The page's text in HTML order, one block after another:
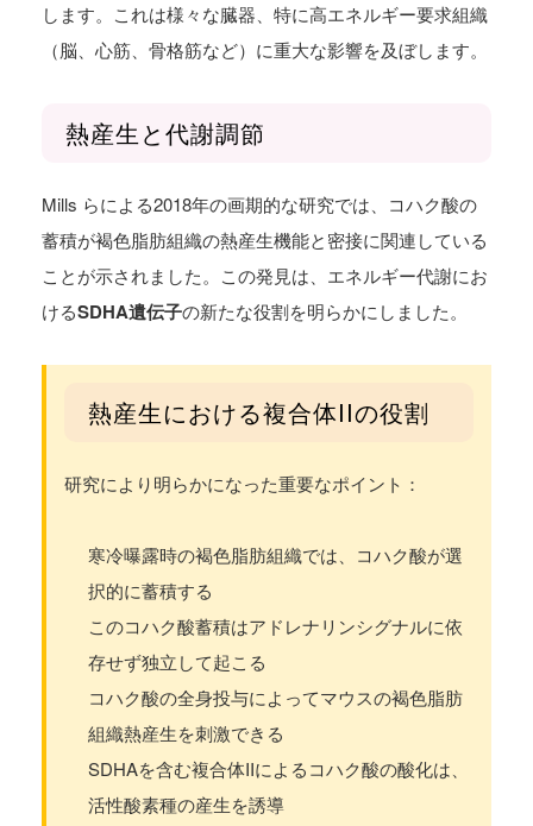
します。これは様々な臓器、特に高エネルギー要求組織
（脳、心筋、骨格筋など）に重大な影響を及ぼします。
熱産生と代謝調節
Mills らによる2018年の画期的な研究では、コハク酸の
蓄積が褐色脂肪組織の熱産生機能と密接に関連している
ことが示されました。この発見は、エネルギー代謝にお
けるSDHA遺伝子の新たな役割を明らかにしました。
熱産生における複合体IIの役割
研究により明らかになった重要なポイント：
寒冷曝露時の褐色脂肪組織では、コハク酸が選
択的に蓄積する
このコハク酸蓄積はアドレナリンシグナルに依
存せず独立して起こる
コハク酸の全身投与によってマウスの褐色脂肪
組織熱産生を刺激できる
SDHAを含む複合体IIによるコハク酸の酸化は、
活性酸素種の産生を誘導